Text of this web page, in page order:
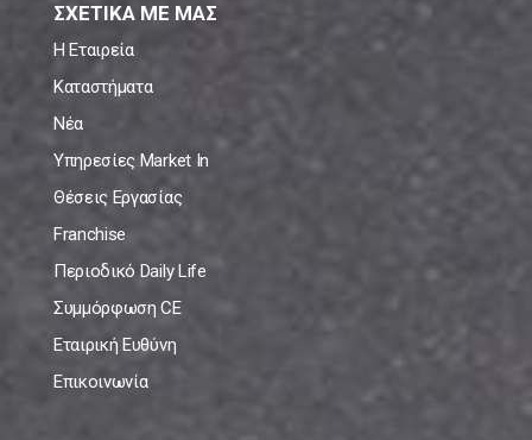
ΣΧΕΤΙΚΑ ΜΕ ΜΑΣ
Η Εταιρεία
Καταστήματα
Νέα
Υπηρεσίες Market In
Θέσεις Εργασίας
Franchise
Περιοδικό Daily Life
Συμμόρφωση CE
Εταιρική Ευθύνη
Επικοινωνία